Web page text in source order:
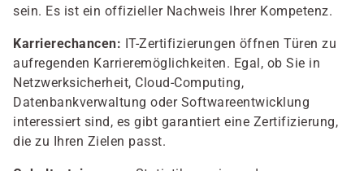
sein. Es ist ein offizieller Nachweis Ihrer Kompetenz.
Karrierechancen: IT-Zertifizierungen öffnen Türen zu
aufregenden Karrieremöglichkeiten. Egal, ob Sie in
Netzwerksicherheit, Cloud-Computing,
Datenbankverwaltung oder Softwareentwicklung
interessiert sind, es gibt garantiert eine Zertifizierung,
die zu Ihren Zielen passt.